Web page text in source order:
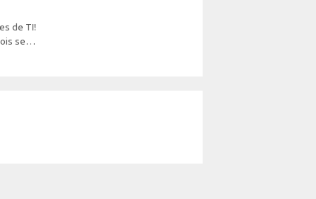
de TI!
se…